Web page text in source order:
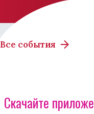
Все события
Скачайте